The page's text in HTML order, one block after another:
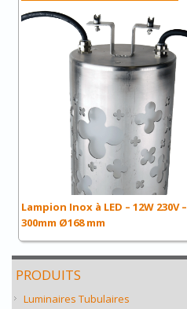
Lampion Inox à LED – 12W 230V –
300mm Ø168 mm
PRODUITS
Luminaires Tubulaires